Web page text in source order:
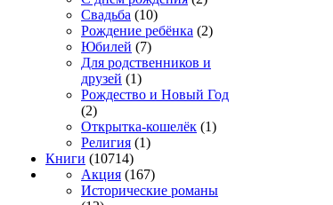
Свадьба (10)
Рождение ребёнка (2)
Юбилей (7)
Для родственников и
друзей (1)
Рождество и Новый Год
(2)
Открытка-кошелёк (1)
Религия (1)
Книги (10714)
Акция (167)
Исторические романы